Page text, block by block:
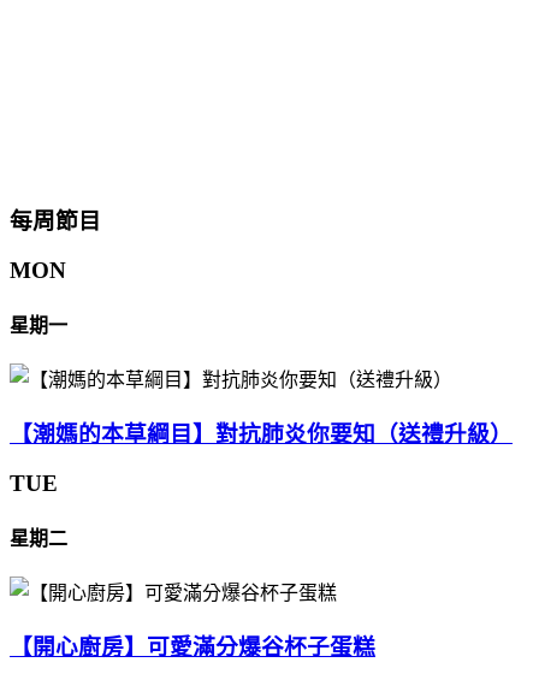
每周節目
MON
星期一
【潮媽的本草綱目】對抗肺炎你要知（送禮升級）
TUE
星期二
【開心廚房】可愛滿分爆谷杯子蛋糕